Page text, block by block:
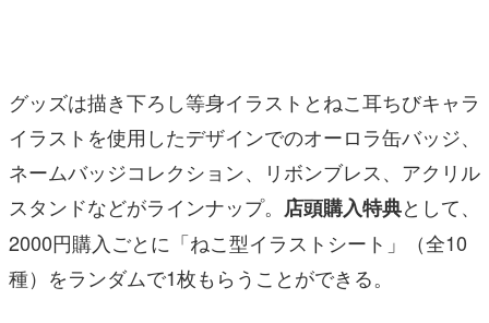
グッズは描き下ろし等身イラストとねこ耳ちびキャラ
イラストを使用したデザインでのオーロラ缶バッジ、
ネームバッジコレクション、リボンブレス、アクリル
スタンドなどがラインナップ。 店頭購入特典として、
2000円購入ごとに「ねこ型イラストシート」（全10
種）をランダムで1枚もらうことができる。